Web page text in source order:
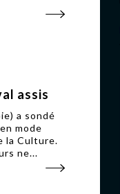
assis
a sondé
mode
la Culture.
ne...